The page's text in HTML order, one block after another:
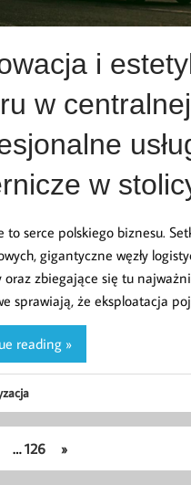
i
w
w
to serce polskiego biznesu.
gigantyczne węzły
oraz zbiegające się tu
sprawiają, że eksploatacja
reading »
… 126 »